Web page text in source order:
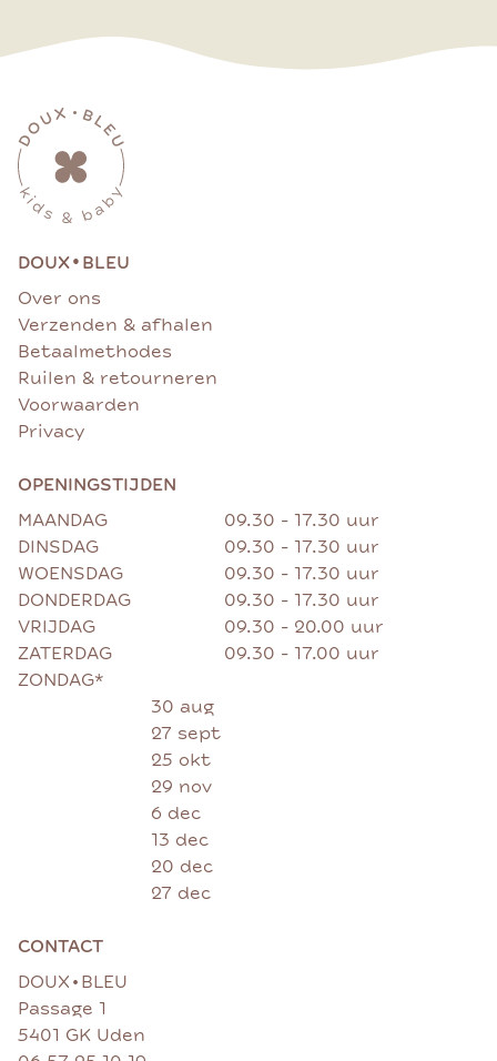
DOUX• BLEU
Over ons
Verzenden & afhalen
Betaalmethodes
Ruilen & retourneren
Voorwaarden
Privacy
OPENINGSTIJDEN
MAANDAG
09.30 - 17.30 uur
DINSDAG
09.30 - 17.30 uur
WOENSDAG
09.30 - 17.30 uur
DONDERDAG
09.30 - 17.30 uur
VRIJDAG
09.30 - 20.00 uur
ZATERDAG
09.30 - 17.00 uur
ZONDAG*
30 aug
27 sept
25 okt
29 nov
6 dec
13 dec
20 dec
27 dec
CONTACT
DOUX • BLEU
Passage 1
5401 GK Uden